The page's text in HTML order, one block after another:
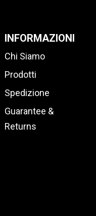
INFORMAZIONI
Chi Siamo
Prodotti
Spedizione
Guarantee &
Returns